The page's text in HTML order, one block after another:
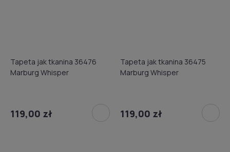
Tapeta jak tkanina 36476
Marburg Whisper
119,00 zł
Tapeta jak tkanina 36475
Marburg Whisper
119,00 zł